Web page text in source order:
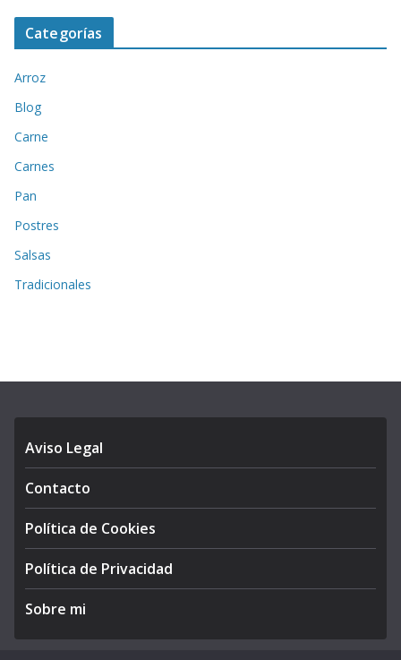
Categorías
Arroz
Blog
Carne
Carnes
Pan
Postres
Salsas
Tradicionales
Aviso Legal
Contacto
Política de Cookies
Política de Privacidad
Sobre mi